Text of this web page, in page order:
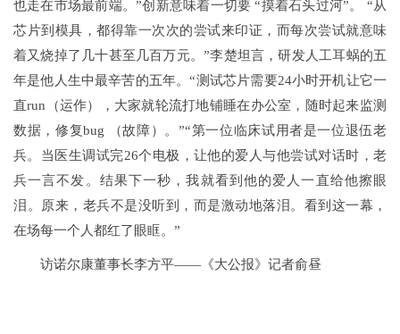
也走在市场最前端。”创新意味着一切要 “摸着石头过河”。 “从
芯片到模具，都得靠一次次的尝试来印证，而每次尝试就意味
着又烧掉了几十甚至几百万元。”李楚坦言，研发人工耳蜗的五
年是他人生中最辛苦的五年。“测试芯片需要24小时开机让它一
直run（运作），大家就轮流打地铺睡在办公室，随时起来监测
数据，修复bug （故障）。”“第一位临床试用者是一位退伍老
兵。当医生调试完26个电极，让他的爱人与他尝试对话时，老
兵一言不发。结果下一秒，我就看到他的爱人一直给他擦眼
泪。原来，老兵不是没听到，而是激动地落泪。看到这一幕，
在场每一个人都红了眼眶。”
访诺尔康董事长李方平——《大公报》记者俞昼